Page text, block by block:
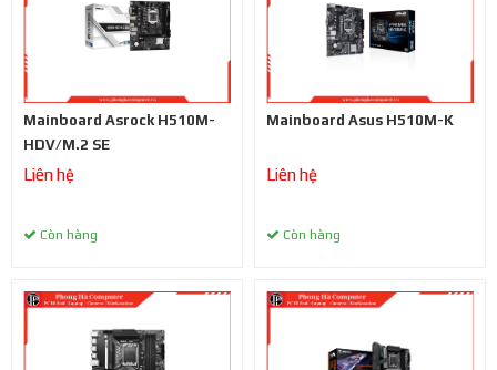
Mainboard Asrock H510M-
HDV/M.2 SE
Liên hệ
Còn hàng
Mainboard Asus H510M-K
Liên hệ
Còn hàng